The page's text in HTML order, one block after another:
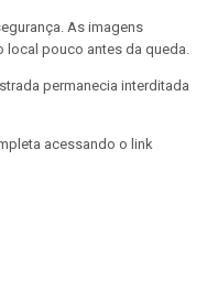
As imagens
local pouco antes da queda.
permanecia interditada
acessando o link